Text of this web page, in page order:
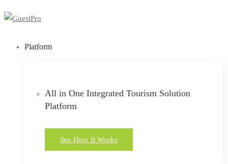
Platform
All in One Integrated Tourism Solution
Platform
See How It Works